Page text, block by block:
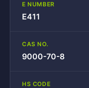
E NUMBER
E411
CAS NO.
9000-70-8
HS CODE